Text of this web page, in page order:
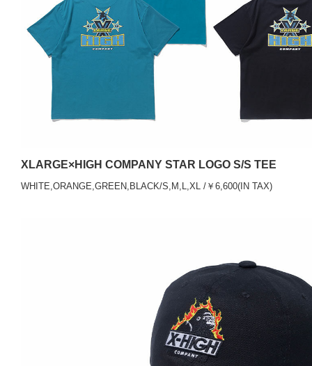
XLARGE×HIGH COMPANY STAR LOGO S/S TEE
WHITE,ORANGE,GREEN,BLACK/S,M,L,XL /￥6,600(IN TAX)